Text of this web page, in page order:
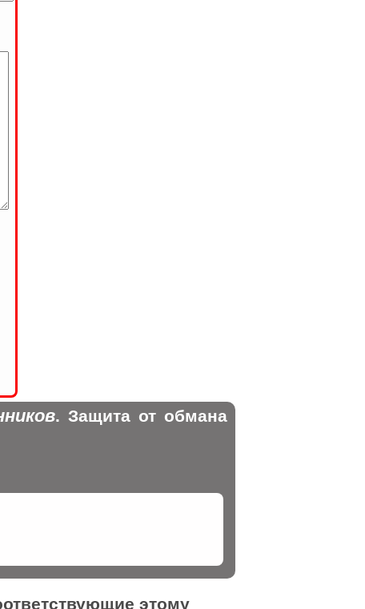
. Защита от обмана
этому